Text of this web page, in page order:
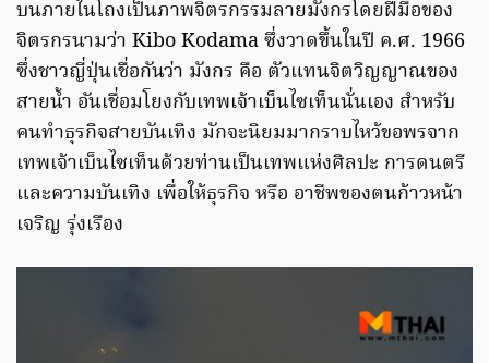
บนภายในโถงเป็นภาพจิตรกรรมลายมังกรโดยฝีมือของ
จิตรกรนามว่า Kibo Kodama ซึ่งวาดขึ้นในปี ค.ศ. 1966
ซึ่งชาวญี่ปุ่นเชื่อกันว่า มังกร คือ ตัวแทนจิตวิญญาณของ
สายน้ำ อันเชื่อมโยงกับเทพเจ้าเบ็นไซเท็นนั่นเอง สำหรับ
คนทำธุรกิจสายบันเทิง มักจะนิยมมากราบไหว้ขอพรจาก
เทพเจ้าเบ็นไซเท็นด้วยท่านเป็นเทพแห่งศิลปะ การดนตรี
และความบันเทิง เพื่อให้ธุรกิจ หรือ อาชีพของตนก้าวหน้า
เจริญ รุ่งเรือง